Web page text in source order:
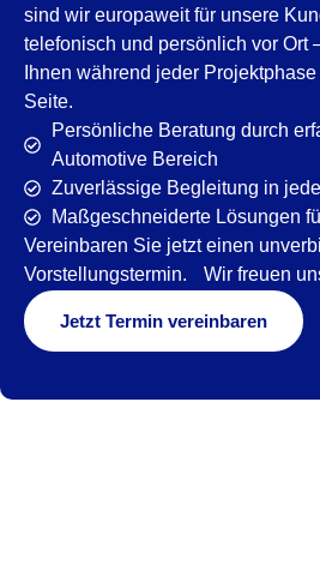
sind wir europaweit für unsere
telefonisch und persönlich vor Ort
Ihnen während jeder
Seite.
Persönliche Beratung durch
Automotive Bereich
Zuverlässige Begleitung in
Maßgeschneiderte Lösungen
Vereinbaren Sie jetzt einen
Vorstellungstermin. Wir freuen
Jetzt Termin vereinbaren